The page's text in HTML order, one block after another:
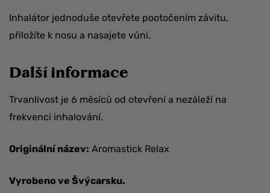
Inhalátor jednoduše otevřete pootočením závitu,
přiložíte k nosu a nasajete vůni.
Další informace
Trvanlivost je 6 měsíců od otevření a nezáleží na
frekvenci inhalování.
Originální název: Aromastick Relax
Vyrobeno ve Švýcarsku.